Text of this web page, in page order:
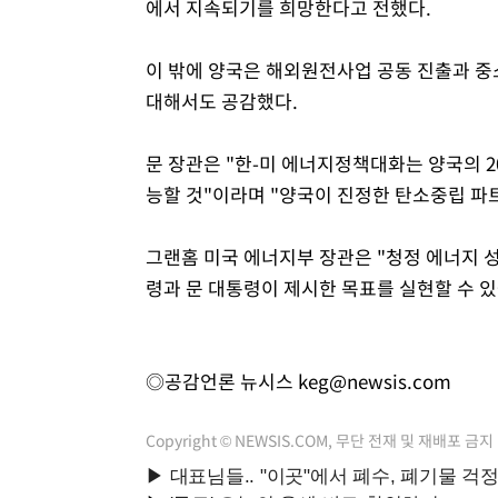
에서 지속되기를 희망한다고 전했다.
이 밖에 양국은 해외원전사업 공동 진출과
대해서도 공감했다.
문 장관은 "한-미 에너지정책대화는 양국의
능할 것"이라며 "양국이 진정한 탄소중립
그랜홈 미국 에너지부 장관은 "청정 에너지
령과 문 대통령이 제시한 목표를 실현할 수
◎공감언론 뉴시스 keg@newsis.com
Copyright © NEWSIS.COM, 무단 전재 및 재배포 금지